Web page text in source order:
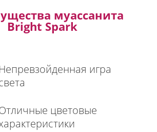
муассанита
Bright Spark
Непревзойденная игра
цветовые